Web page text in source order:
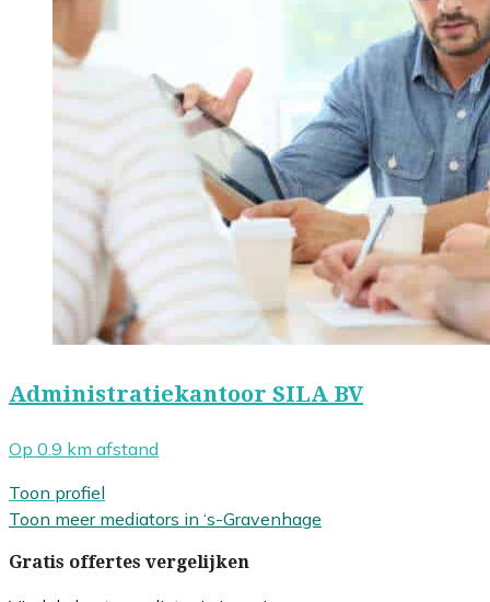
Administratiekantoor SILA BV
Op 0.9 km afstand
Toon profiel
Toon meer mediators in ‘s-Gravenhage
Gratis offertes vergelijken